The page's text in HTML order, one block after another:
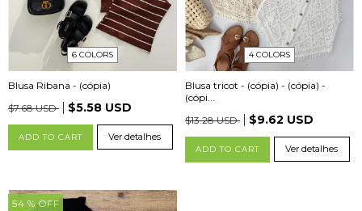
6 COLORS
Blusa Ribana - (cópia)
$7.68 USD
$5.58 USD
ADD TO CART Ver detalhes
4 COLORS
Blusa tricot - (cópia) - (cópia) -
(cópi...
$13.28 USD
$9.62 USD
ADD TO CART Ver detalhes
54 % OFF